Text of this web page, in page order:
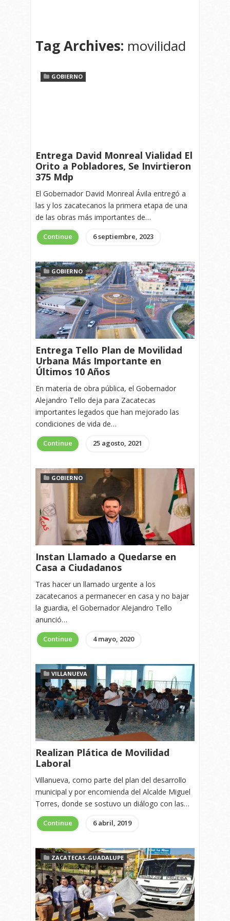
Tag Archives: movilidad
GOBIERNO
Entrega David Monreal Vialidad El
Orito a Pobladores, Se Invirtieron
375 Mdp
El Gobernador David Monreal Ávila entregó a
las y los zacatecanos la primera etapa de una
de las obras más importantes de…
Continue 6 septiembre, 2023
GOBIERNO
Entrega Tello Plan de Movilidad
Urbana Más Importante en
Últimos 10 Años
En materia de obra pública, el Gobernador
Alejandro Tello deja para Zacatecas
importantes legados que han mejorado las
condiciones de vida de…
Continue 25 agosto, 2021
GOBIERNO
Instan Llamado a Quedarse en
Casa a Ciudadanos
Tras hacer un llamado urgente a los
zacatecanos a permanecer en casa y no bajar
la guardia, el Gobernador Alejandro Tello
anunció…
Continue 4 mayo, 2020
VILLANUEVA
Realizan Plática de Movilidad
Laboral
Villanueva, como parte del plan del desarrollo
municipal y por encomienda del Alcalde Miguel
Torres, donde se sostuvo un diálogo con las…
Continue 6 abril, 2019
ZACATECAS-GUADALUPE